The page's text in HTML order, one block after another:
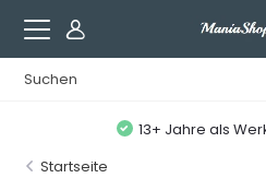
13+ Jahre als
Startseite